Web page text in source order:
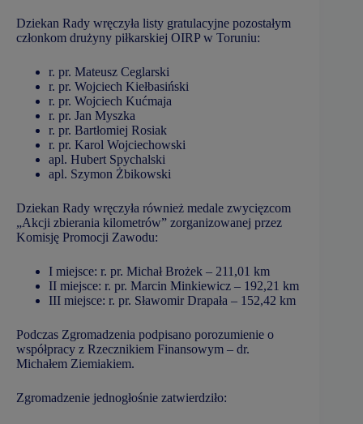
Dziekan Rady wręczyła listy gratulacyjne pozostałym
członkom drużyny piłkarskiej OIRP w Toruniu:
r. pr. Mateusz Ceglarski
r. pr. Wojciech Kiełbasiński
r. pr. Wojciech Kućmaja
r. pr. Jan Myszka
r. pr. Bartłomiej Rosiak
r. pr. Karol Wojciechowski
apl. Hubert Spychalski
apl. Szymon Żbikowski
Dziekan Rady wręczyła również medale zwycięzcom
„Akcji zbierania kilometrów” zorganizowanej przez
Komisję Promocji Zawodu:
I miejsce: r. pr. Michał Brożek – 211,01 km
II miejsce: r. pr. Marcin Minkiewicz – 192,21 km
III miejsce: r. pr. Sławomir Drapała – 152,42 km
Podczas Zgromadzenia podpisano porozumienie o
współpracy z Rzecznikiem Finansowym – dr.
Michałem Ziemiakiem.
Zgromadzenie jednogłośnie zatwierdziło: